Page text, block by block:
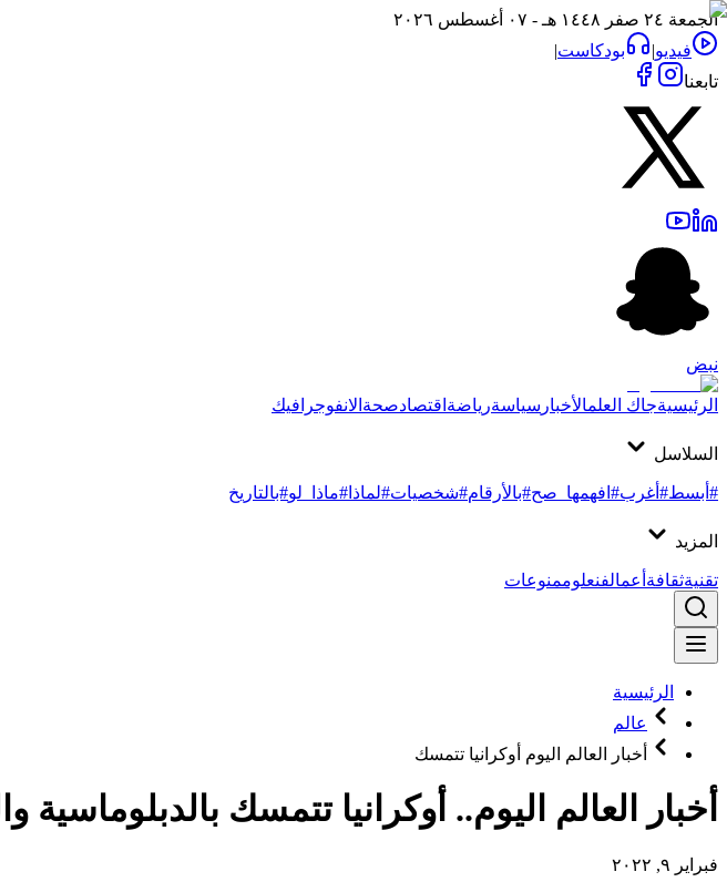
الجمعة ٢٤ صفر ١٤٤٨ هـ - ٠٧ أغسطس ٢٠٢٦
فيديو| بودكاست|
تابعنا
نبض
الرئيسيةجاك العلمالأخبار سياسةرياضة اقتصادصحة الانفوجرافيك
السلاسل
#أبسط#أغرب#افهمها_صح#بالأرقام#شخصيات#لماذا #ماذا_لو#بالتاريخ
المزيد
تقنيةثقافة أعمالفنعلوممنوعات
الرئيسية
عالم
أخبار العالم اليوم أوكرانيا تتمسك
أخبار العالم اليوم.. أوكرانيا تتمسك
فبراير ٩, ٢٠٢٢